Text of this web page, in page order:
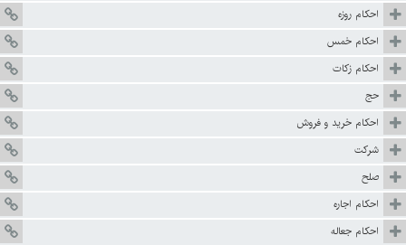
احكام روزه
احكام خمس
احكام زكات
حج
احكام خريد و فروش
شركت
صلح
احكام اجاره
احکام جعاله